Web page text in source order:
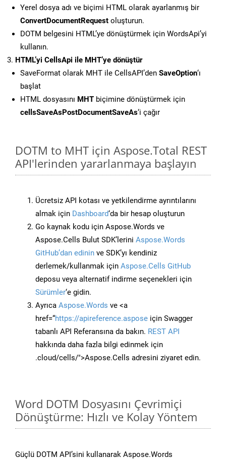
Yerel dosya adı ve biçimi HTML olarak ayarlanmış bir
ConvertDocumentRequest oluşturun.
DOTM belgesini HTML’ye dönüştürmek için WordsApi’yi
kullanın.
HTML’yi CellsApi ile MHT’ye dönüştür
SaveFormat olarak MHT ile CellsAPI’den SaveOption‘ı
başlat
HTML dosyasını MHT biçimine dönüştürmek için
cellsSaveAsPostDocumentSaveAs‘i çağır
DOTM to MHT için Aspose.Total REST
API'lerinden yararlanmaya başlayın
Ücretsiz API kotası ve yetkilendirme ayrıntılarını
almak için Dashboard‘da bir hesap oluşturun
Go kaynak kodu için Aspose.Words ve
Aspose.Cells Bulut SDK’lerini Aspose.Words
GitHub’dan edinin ve SDK’yı kendiniz
derlemek/kullanmak için Aspose.Cells GitHub
deposu veya alternatif indirme seçenekleri için
Sürümler‘e gidin.
Ayrıca Aspose.Words ve <a
href=“https://apireference.aspose için Swagger
tabanlı API Referansına da bakın. REST API
hakkında daha fazla bilgi edinmek için
.cloud/cells/">Aspose.Cells adresini ziyaret edin.
Word DOTM Dosyasını Çevrimiçi
Dönüştürme: Hızlı ve Kolay Yöntem
Güçlü DOTM API’sini kullanarak Aspose.Words